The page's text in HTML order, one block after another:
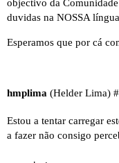
objectivo da
duvidas na NOSSA
Esperamos que por cá
hmplima (Helder Lima)
Estou a tentar carregar
a fazer não consigo